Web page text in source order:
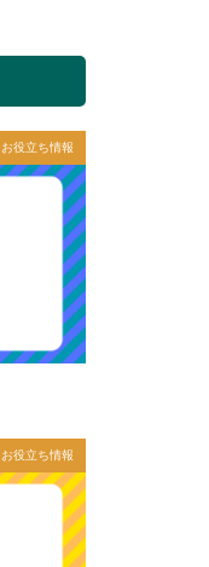
お役立ち情報
お役立ち情報